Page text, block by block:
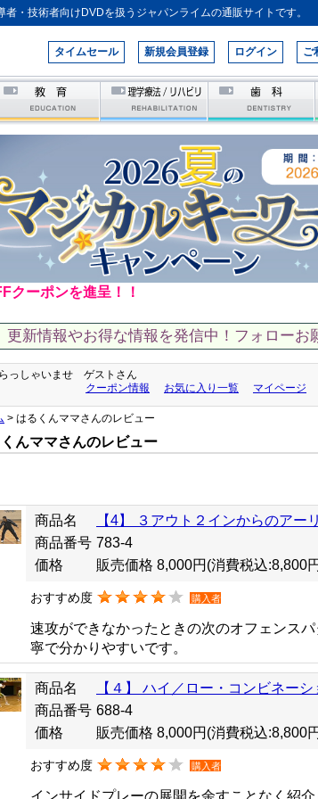
・技術者向けDVDを扱うジャパンライムの通販サイトです。
タイムセール 新規会員登録 ログイン ご
クーポンを進呈！！
新情報やお得な情報を発信中！フォローお
っしゃいませ ゲストさん
クーポン情報
お気に入り一覧 マイページ
> はるくんママさんのレビュー
んママさんのレビュー
商品名
【4】 ３アウト２インからのアー
商品番号 783-4
価格
販売価格 8,000円 (消費税込:8,800
おすすめ度 購入者
速攻ができなかったときの次のオフェンス
寧で分かりやすいです。
商品名
【４】 ハイ／ロー・コンビネーシ
商品番号 688-4
価格
販売価格 8,000円 (消費税込:8,800
おすすめ度 購入者
インサイドプレーの展開を余すことなく紹